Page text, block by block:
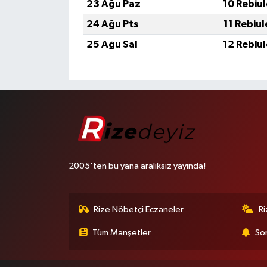
23 Ağu Paz
10
24 Ağu Pts
11
25 Ağu Sal
12
2005'ten bu yana aralıksız yayında!
Rize Nöbetçi Eczaneler
Tüm Manşetler